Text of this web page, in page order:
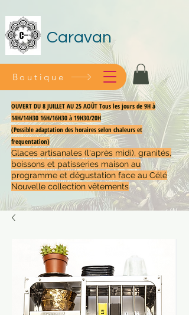
Caravan
OUVERT DU 8 JUILLET AU 25 AOÛT Tous les jours de 9H à
14H/14H30 16H/16H30 à 19H30/20H
(Possible adaptation des horaires selon chaleurs et
frequentation)
Glaces artisanales (l'après midi), granités,
boissons et patisseries maison au
programme et dégustation face au Célé
Nouvelle collection vêtements
Boutique